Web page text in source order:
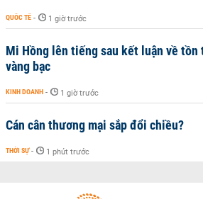
QUỐC TẾ - 1 giờ trước
Mi Hồng lên tiếng sau kết luận về
vàng bạc
KINH DOANH - 1 giờ trước
Cán cân thương mại sắp đổi chiều?
THỜI SỰ - 1 phút trước